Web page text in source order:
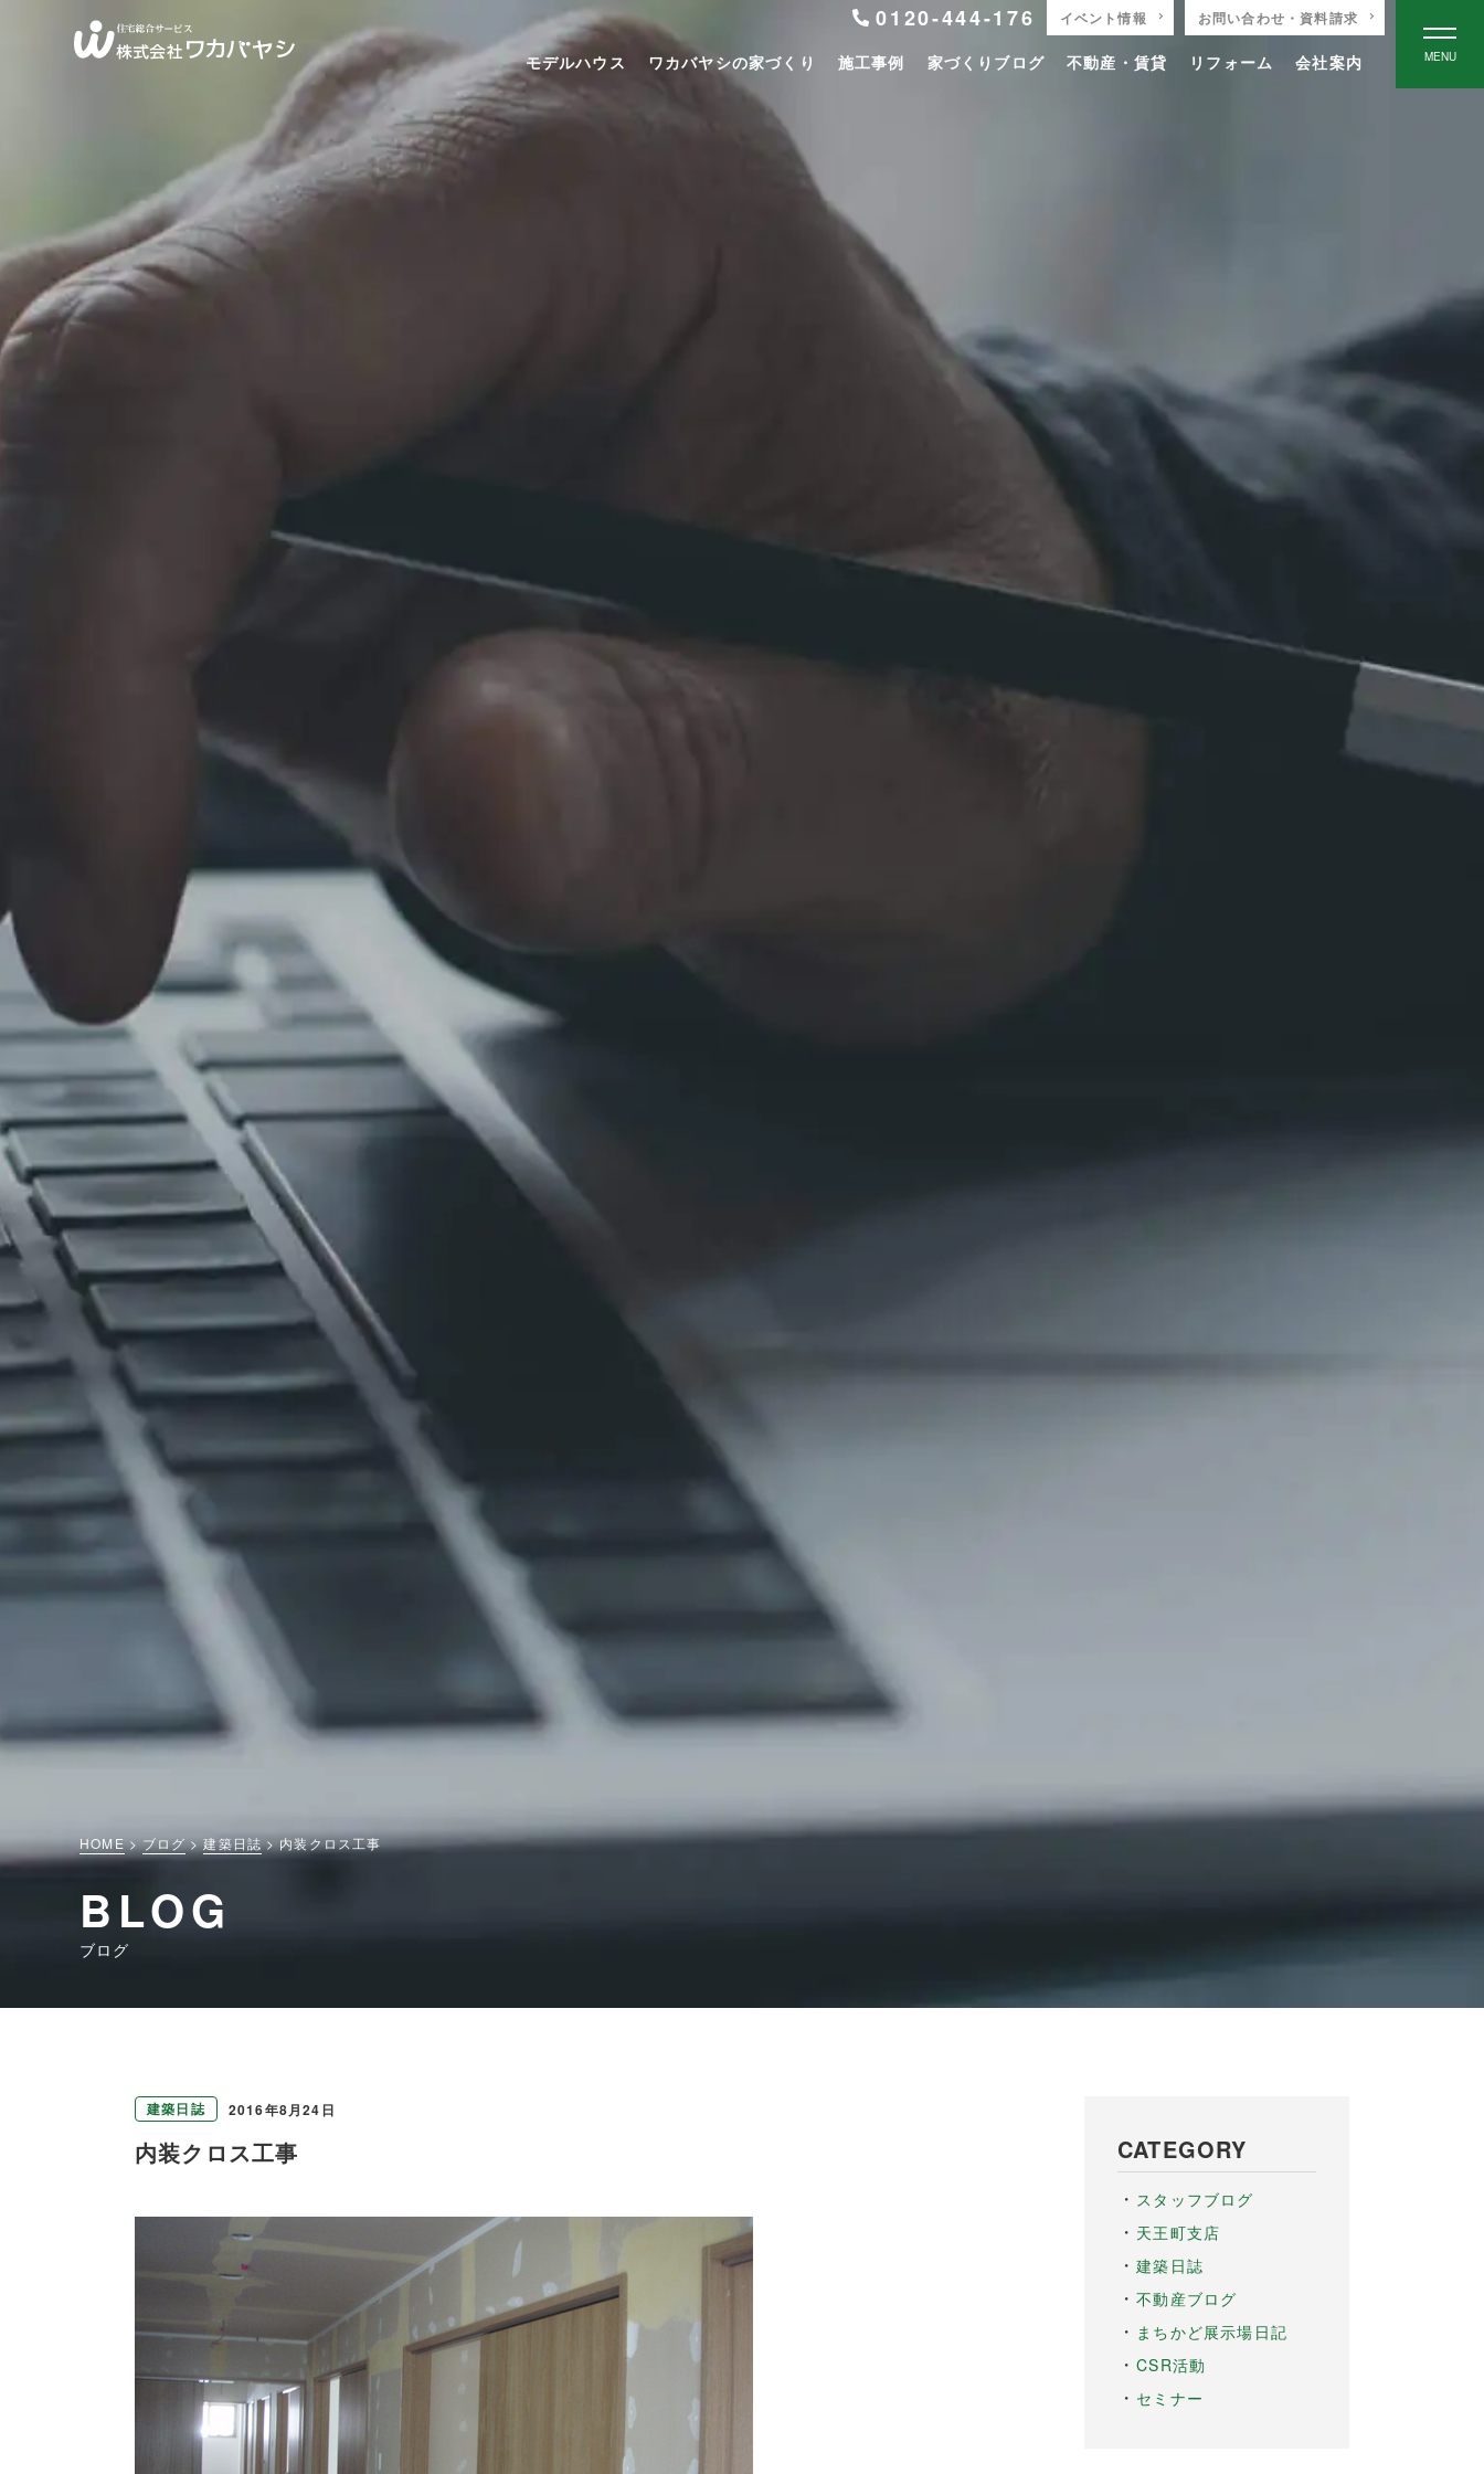
0120-444-176 イベント情報 お問い合わせ・資料請求
モデルハウス ワカバヤシの家づくり 施工事例 家づくりブログ 不動産・賃貸 リフォーム 会社案内 MENU
HOME ブログ 建築日誌 内装クロス工事
BLOG
ブログ
建築日誌 2016年8月24日
内装クロス工事 CATEGORY
スタッフブログ
天王町支店
建築日誌
不動産ブログ
まちかど展示場日記
CSR活動
セミナー